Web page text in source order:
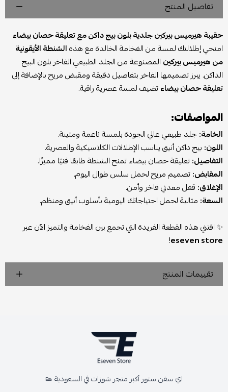
تفاصيل المنتج
حقيبة هيرميس بيركين جلدية بلون بيج داكن مع تعليقة حصان بيضاء
امنحي إطلالتك لمسة من الفخامة الخالدة مع هذهالشنطة الأيقونية
من هيرميس بيركين المصنوعة من الجلد الطبيعي الفاخر بلون البيج
الداكن. يبرز تصميمها الفاخر بتفاصيل دقيقة ومقبض مريح بالإضافة إلى
تعليقة حصان بيضاءتضيف لمسة عصرية راقية.
المواصفات:
الخامة:جلد طبيعي عالي الجودة بلمسة ناعمة ومتينة.
اللون: بيج داكن أنيق يناسب الإطلالات الكلاسيكية والعصرية.
التفاصيل:تعليقة حصان بيضاء تمنح الشنطة طابعًا فنيًا مميزًا.
المقابض:تصميم مريح لحمل سلس طوال اليوم.
الإغلاق: قفل معدني فاخر وأمن.
السعة: مثالية لحمل احتياجاتك اليومية بأسلوب أنيق ومنظم.
✨ اقتني هذه القطعة الفريدة التي تجمع بين الفخامة والتميز الآن عبر
eseven store
!
تقييمات المنتج
اي سفن ستور أكبر متجر شوزات في السعودية 👟